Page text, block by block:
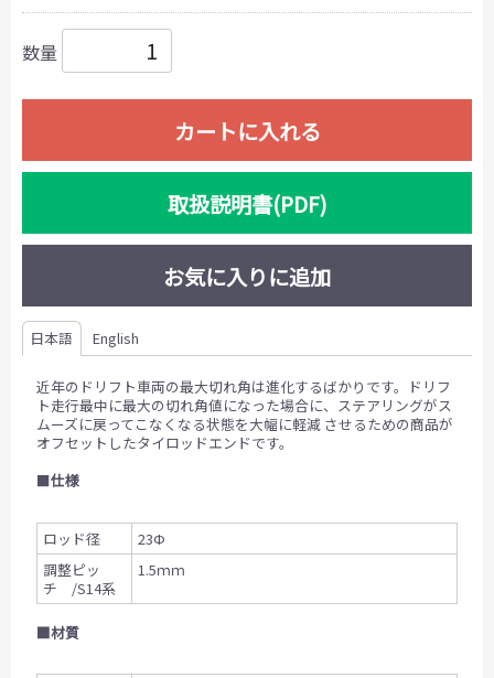
数量
カートに入れる
取扱説明書(PDF)
お気に入りに追加
日本語 English
近年のドリフト車両の最大切れ角は進化するばかりです。ドリフ
ト走行最中に最大の切れ角値になった場合に、ステアリングがス
ムーズに戻ってこなくなる状態を大幅に軽減 させるための商品が
オフセットしたタイロッドエンドです。
■仕様
ロッド径
23Ф
調整ピッ
チ /S14系
1.5ｍｍ
■材質